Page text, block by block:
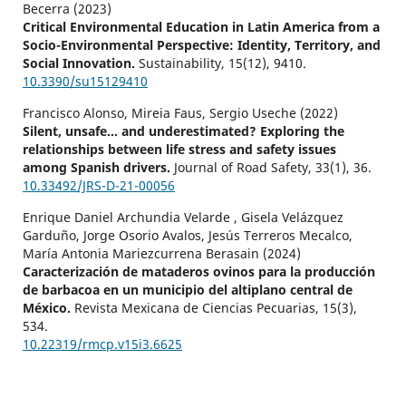
Becerra (2023)
Critical Environmental Education in Latin America from a
Socio-Environmental Perspective: Identity, Territory, and
Social Innovation. Sustainability, 15(12), 9410.
10.3390/su15129410
Francisco Alonso, Mireia Faus, Sergio Useche (2022)
Silent, unsafe… and underestimated? Exploring the
relationships between life stress and safety issues
among Spanish drivers. Journal of Road Safety, 33(1), 36.
10.33492/JRS-D-21-00056
Enrique Daniel Archundia Velarde , Gisela Velázquez
Garduño, Jorge Osorio Avalos, Jesús Terreros Mecalco,
María Antonia Mariezcurrena Berasain (2024)
Caracterización de mataderos ovinos para la producción
de barbacoa en un municipio del altiplano central de
México. Revista Mexicana de Ciencias Pecuarias, 15(3),
534.
10.22319/rmcp.v15i3.6625